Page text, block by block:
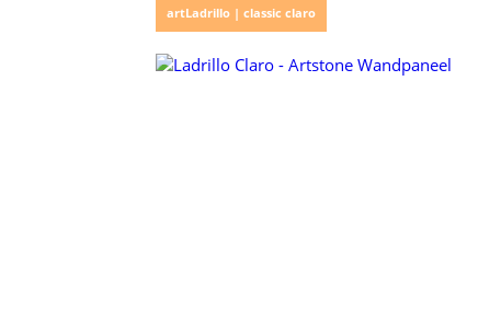
artLadrillo | classic claro